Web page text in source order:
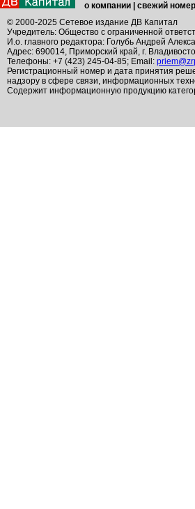
о компании свежий номер
© 2000-2025 Сетевое издание ДВ Капитал
Учредитель: Общество с ограниченной
И.о. главного редактора: Голубь Андрей
Адрес: 690014, Приморский край, г.
Телефоны: +7 (423) 245-04-85; Email:
Регистрационный номер и дата принятия
надзору в сфере связи, информационных
Содержит информационную продукцию